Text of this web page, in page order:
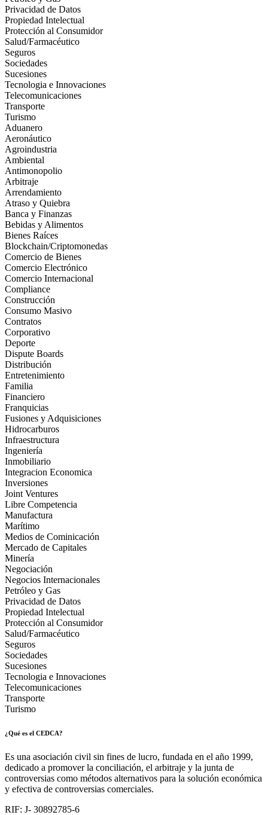
Privacidad de Datos
Propiedad Intelectual
Protección al Consumidor
Salud/Farmacéutico
Seguros
Sociedades
Sucesiones
Tecnologia e Innovaciones
Telecomunicaciones
Transporte
Turismo
Aduanero
Aeronáutico
Agroindustria
Ambiental
Antimonopolio
Arbitraje
Arrendamiento
Atraso y Quiebra
Banca y Finanzas
Bebidas y Alimentos
Bienes Raíces
Blockchain/Criptomonedas
Comercio de Bienes
Comercio Electrónico
Comercio Internacional
Compliance
Construcción
Consumo Masivo
Contratos
Corporativo
Deporte
Dispute Boards
Distribución
Entretenimiento
Familia
Financiero
Franquicias
Fusiones y Adquisiciones
Hidrocarburos
Infraestructura
Ingeniería
Inmobiliario
Integracion Economica
Inversiones
Joint Ventures
Libre Competencia
Manufactura
Marítimo
Medios de Cominicación
Mercado de Capitales
Minería
Negociación
Negocios Internacionales
Petróleo y Gas
Privacidad de Datos
Propiedad Intelectual
Protección al Consumidor
Salud/Farmacéutico
Seguros
Sociedades
Sucesiones
Tecnologia e Innovaciones
Telecomunicaciones
Transporte
Turismo
¿Qué es el CEDCA?
Es una asociación civil sin fines de lucro, fundada en el año 1999,
dedicado a promover la conciliación, el arbitraje y la junta de
controversias como métodos alternativos para la solución económica
y efectiva de controversias comerciales.
RIF: J- 30892785-6